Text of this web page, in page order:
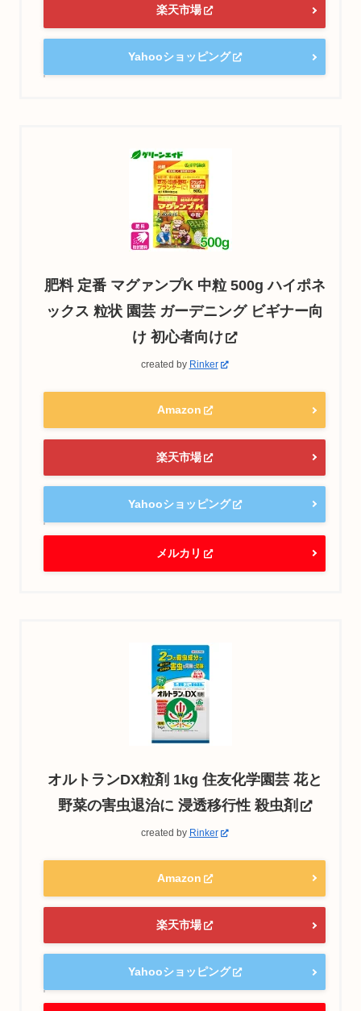
楽天市場
Yahooショッピング
肥料 定番 マグァンプK 中粒 500g ハイポネ
ックス 粒状 園芸 ガーデニング ビギナー向
け 初心者向け
created by Rinker
Amazon
楽天市場
Yahooショッピング
メルカリ
オルトランDX粒剤 1kg 住友化学園芸 花と
野菜の害虫退治に 浸透移行性 殺虫剤
created by Rinker
Amazon
楽天市場
Yahooショッピング